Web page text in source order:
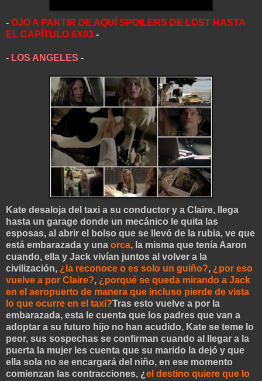
- OJO A PARTIR DE AQUÍ SPOILERS DE LOST HASTA
EL CAPÍTULO 6X03 -
- LOS ANGELES -
Kate desaloja del taxi a su conductor y a Claire, llega
hasta un garage donde un mecánico le quita las
esposas, al abrir el bolso que se llevó de la rubia, ve que
está embarazada y una orca, la misma que tenía Aaron
cuando, ella y Jack vivían juntos al volver a la
civilización, ¿la reconoce o es solo un guiño?, ¿por eso
vuelve a por Claire?, ¿porqué se queda mirando a Jack
en el aeropuerto de manera que incluso pierde de vista
lo que ocurre en el taxi?Tras esto vuelve a por la
embarazada, esta le cuenta que los padres que van a
adoptar a su futuro hijo no han acudido, Kate se teme lo
peor, sus sospechas se confirman cuando al llegar a la
puerta la mujer les cuenta que su marido la dejó y que
ella sola no se encargará del niño, en ese momento
comienzan las contracciones, ¿el destino quiere que lo